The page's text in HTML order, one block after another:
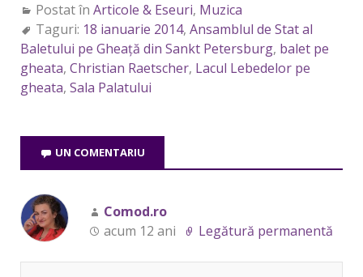
Postat în Articole & Eseuri, Muzica
Taguri: 18 ianuarie 2014, Ansamblul de Stat al
Baletului pe Gheaţă din Sankt Petersburg, balet pe
gheata, Christian Raetscher, Lacul Lebedelor pe
gheata, Sala Palatului
UN COMENTARIU
Comod.ro
acum 12 ani
Legătură permanentă